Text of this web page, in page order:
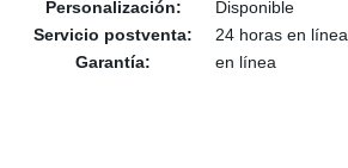
Personalización:
Disponible
Servicio postventa:
24 horas en línea
Garantía:
en línea